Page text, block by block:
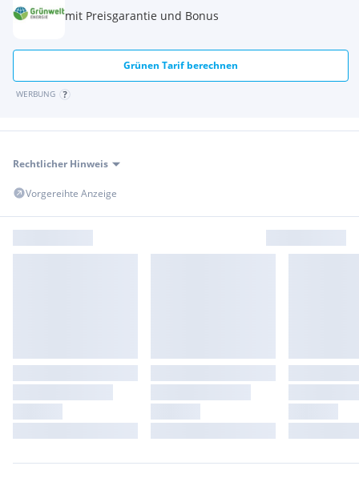
Post <500m
Polizei <2000m
mit Preisgarantie und Bonus
Grünen Tarif berechnen
WERBUNG
Rechtlicher Hinweis
Vorgereihte Anzeige